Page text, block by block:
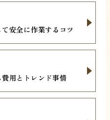
安全に作業するコツ
用とトレンド事情